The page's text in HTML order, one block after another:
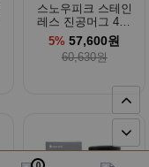
스노우피크 스테인
레스 진공머그 450
ml
5% 57,600원
60,630원